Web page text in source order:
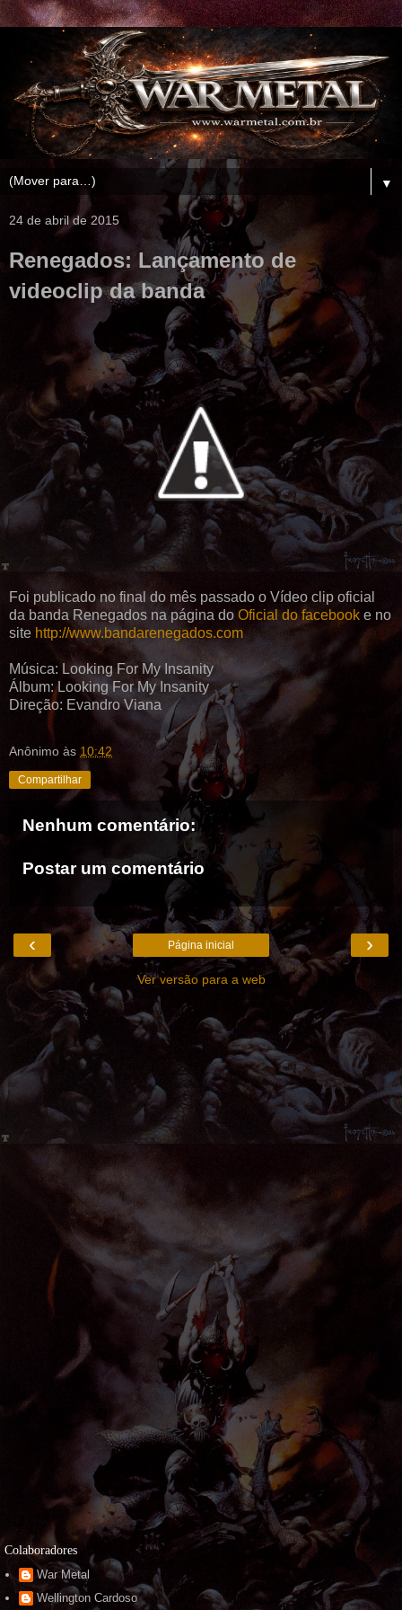
▼
24 de abril de 2015
Renegados: Lançamento de
videoclip da banda
Foi publicado no final do mês passado o Vídeo clip oficial
da banda Renegados na página do Oficial do facebook e no
site http://www.bandarenegados.com
Música: Looking For My Insanity
Álbum: Looking For My Insanity
Direção: Evandro Viana
Anônimo às 10:42
Compartilhar
Nenhum comentário:
Postar um comentário
‹ ›
Página inicial
Ver versão para a web
Colaboradores
War Metal
Wellington Cardoso